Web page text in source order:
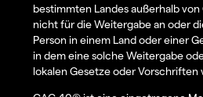
bestimmten Landes außerhalb
nicht für die Weitergabe an oder
Person in einem Land oder einer
in dem eine solche Weitergabe
lokalen Gesetze oder Vorschriften